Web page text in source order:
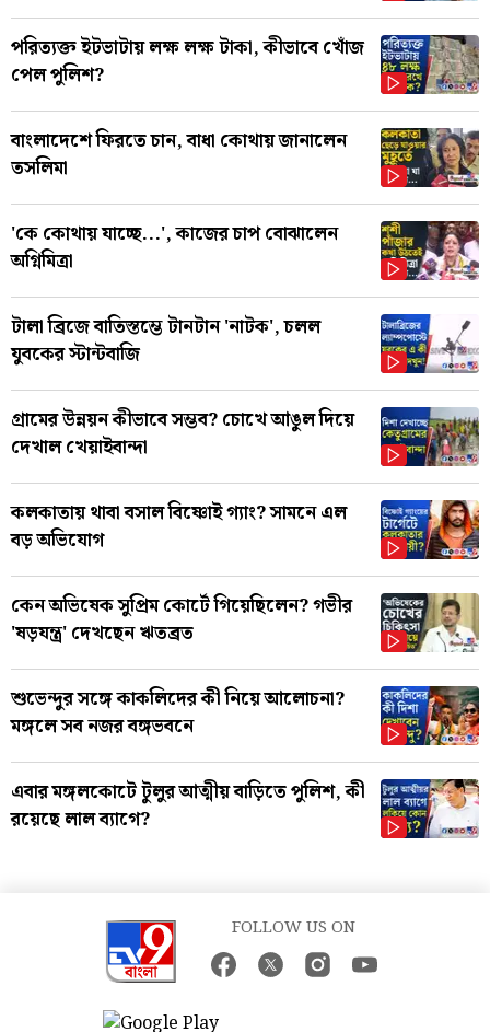
পরিত্যক্ত ইটভাটায় লক্ষ লক্ষ টাকা, কীভাবে খোঁজ
পেল পুলিশ?
বাংলাদেশে ফিরতে চান, বাধা কোথায় জানালেন
তসলিমা
'কে কোথায় যাচ্ছে...', কাজের চাপ বোঝালেন
অগ্নিমিত্রা
টালা ব্রিজে বাতিস্তম্ভে টানটান 'নাটক', চলল
যুবকের স্টান্টবাজি
গ্রামের উন্নয়ন কীভাবে সম্ভব? চোখে আঙুল দিয়ে
দেখাল খেয়াইবান্দা
কলকাতায় থাবা বসাল বিষ্ণোই গ্যাং? সামনে এল
বড় অভিযোগ
কেন অভিষেক সুপ্রিম কোর্টে গিয়েছিলেন? গভীর
'ষড়যন্ত্র' দেখছেন ঋতব্রত
শুভেন্দুর সঙ্গে কাকলিদের কী নিয়ে আলোচনা?
মঙ্গলে সব নজর বঙ্গভবনে
এবার মঙ্গলকোটে টুলুর আত্মীয় বাড়িতে পুলিশ, কী
রয়েছে লাল ব্যাগে?
FOLLOW US ON